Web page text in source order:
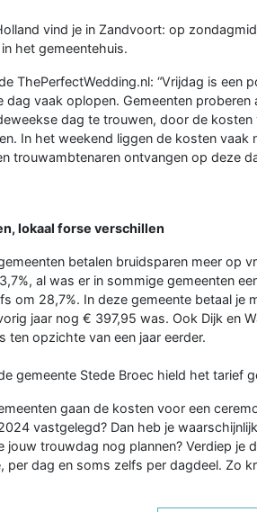
vind je in Zandvoort: op
het gemeentehuis.
ThePerfectWedding.nl: “Vrijdag is een
vaak oplopen. Gemeenten proberen
dag te trouwen, door de kosten
In het weekend liggen de kosten vaak
trouwambtenaren ontvangen op deze
lokaal forse verschillen
betalen bruidsparen meer op
al was er in sommige gemeenten
om 28,7%. In deze gemeente betaal je
jaar nog € 397,95 was. Ook Dijk en
ten opzichte van een jaar eerder.
gemeente Stede Broec hield het tarief
gaan de kosten voor een
vastgelegd? Dan heb je
jouw trouwdag nog plannen? Verdiep je
per dag en soms zelfs per dagdeel. Zo